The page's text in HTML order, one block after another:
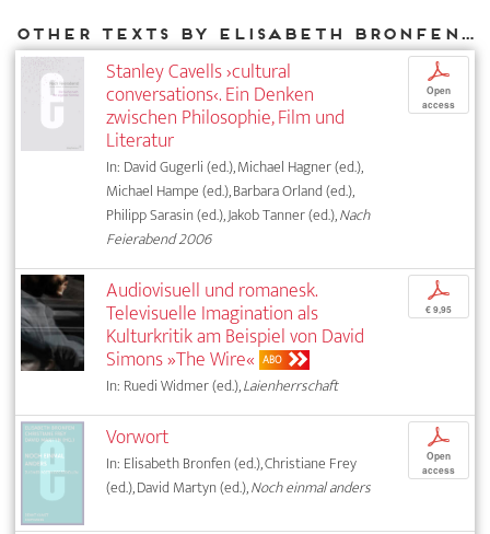
Other texts by Elisabeth Bronfen for DIAPHANES
Stanley Cavells ›cultural
conversations‹. Ein Denken
zwischen Philosophie, Film und
Literatur
In: David Gugerli (ed.), Michael Hagner (ed.),
Michael Hampe (ed.), Barbara Orland (ed.),
Philipp Sarasin (ed.), Jakob Tanner (ed.),Nach
Feierabend 2006
p
Open
access
Audiovisuell und romanesk.
Televisuelle Imagination als
Kulturkritik am Beispiel von David
Simons »The Wire« ABO
In: Ruedi Widmer (ed.),Laienherrschaft
p
€ 9,95
Vorwort
In: Elisabeth Bronfen (ed.), Christiane Frey
(ed.), David Martyn (ed.),Noch einmal anders
p
Open
access